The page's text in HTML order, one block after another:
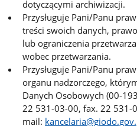
dotyczącymi archiwizacji.
Przysługuje Pani/Panu
treści swoich danych,
lub ograniczenia
wobec przetwarzania.
Przysługuje Pani/Panu
organu nadzorczego,
Danych Osobowych (00-
22 531-03-00, fax. 22 531-
mail: